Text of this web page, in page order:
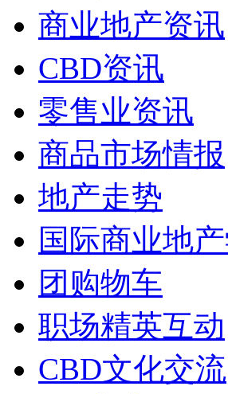
商业地产资讯
CBD资讯
零售业资讯
商品市场情报
地产走势
国际商业地
团购物车
职场精英互动
CBD文化交流